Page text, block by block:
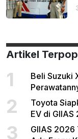
Artikel
1
Beli Suzuki
2
Toyota
EV di GIIAS
3
GIIAS 2026